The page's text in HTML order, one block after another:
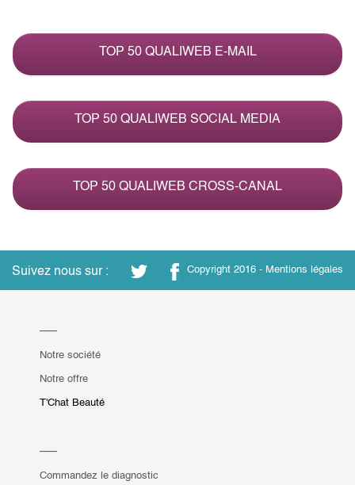
TOP 50 QUALIWEB E-MAIL
TOP 50 QUALIWEB SOCIAL MEDIA
TOP 50 QUALIWEB CROSS-CANAL
Suivez nous sur : Copyright 2016 - Mentions légales
Notre société
Notre offre
T'Chat Beauté
Commandez le diagnostic